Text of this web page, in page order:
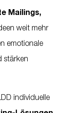
Mailings,
weit mehr
emotionale
stärken
individuelle